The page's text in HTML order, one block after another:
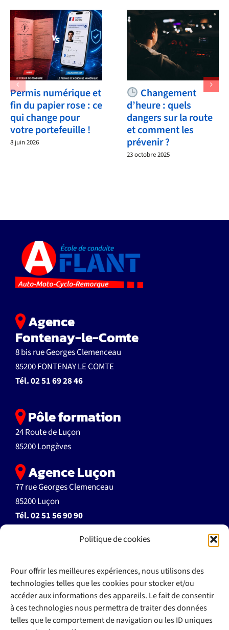
Politique de cookies
Pour offrir les meilleures expériences, nous utilisons des
technologies telles que les cookies pour stocker et/ou
accéder aux informations des appareils. Le fait de consentir
à ces technologies nous permettra de traiter des données
telles que le comportement de navigation ou les ID uniques
Permis numérique et
fin du papier rose : ce
qui change pour
votre portefeuille !
8 juin 2026
Changement
d’heure : quels
dangers sur la route
et comment les
prévenir ?
23 octobre 2025
Agence
Fontenay-le-Comte
8 bis rue Georges Clemenceau
85200 FONTENAY LE COMTE
Tél.02 51 69 28 46
Pôle formation
24 Route de Luçon
85200 Longèves
Agence Luçon
77 rue Georges Clemenceau
85200 Luçon
Tél.02 51 56 90 90
>> Documents à télécharger
>> Règlement intérieur